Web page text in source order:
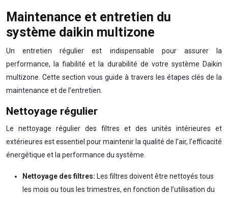
Maintenance et entretien du
système daikin multizone
Un entretien régulier est indispensable pour assurer la
performance, la fiabilité et la durabilité de votre système Daikin
multizone. Cette section vous guide à travers les étapes clés de la
maintenance et de l’entretien.
Nettoyage régulier
Le nettoyage régulier des filtres et des unités intérieures et
extérieures est essentiel pour maintenir la qualité de l’air, l’efficacité
énergétique et la performance du système.
Nettoyage des filtres: Les filtres doivent être nettoyés tous
les mois ou tous les trimestres, en fonction de l’utilisation du